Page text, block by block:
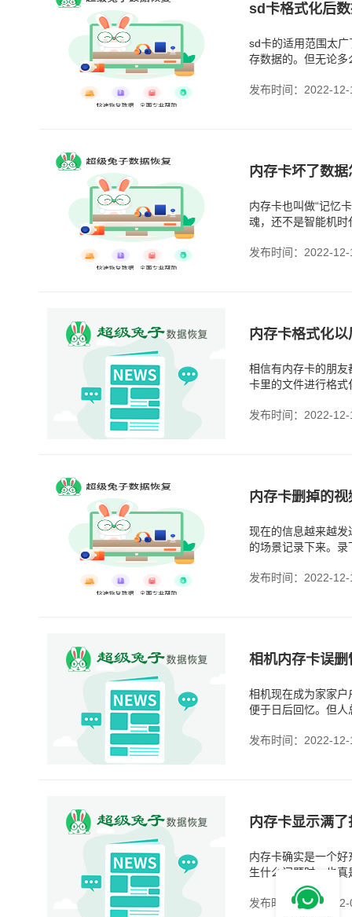
sd卡格式化后
sd卡的适用范围太
存数据的。但无论
发布时间：2022-12-
内存卡坏了数
内存卡也叫做“记忆
魂，还不是智能机
发布时间：2022-12-
内存卡格式化
相信有内存卡的朋
卡里的文件进行格
发布时间：2022-12-
内存卡删掉的
现在的信息越来越
的场景记录下来。
发布时间：2022-12-
相机内存卡误
相机现在成为家家
便于日后回忆。但
发布时间：2022-12-
内存卡显示满
内存卡确实是一个
生什么问题时，也
发布时间：2022-12-